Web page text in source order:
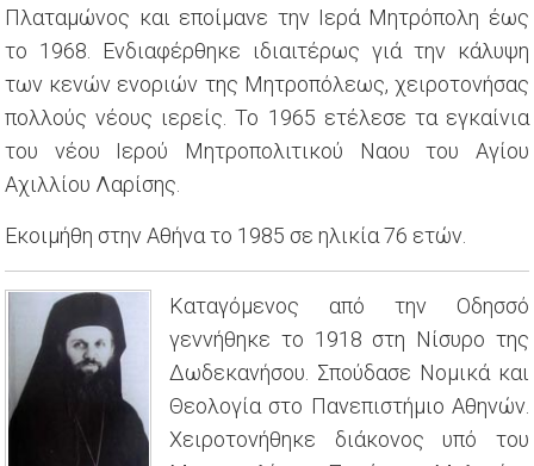
Πλαταμώνος και εποίμανε την Ιερά Μητρόπολη έως
το 1968. Ενδιαφέρθηκε ιδιαιτέρως γιά την κάλυψη
των κενών ενοριών της Μητροπόλεως, χειροτονήσας
πολλούς νέους ιερείς. Το 1965 ετέλεσε τα εγκαίνια
του νέου Ιερού Μητροπολιτικού Ναου του Αγίου
Αχιλλίου Λαρίσης.
Εκοιμήθη στην Αθήνα το 1985 σε ηλικία 76 ετών.
Καταγόμενος από την Οδησσό
γεννήθηκε το 1918 στη Νίσυρο της
Δωδεκανήσου. Σπούδασε Νομικά και
Θεολογία στο Πανεπιστήμιο Αθηνών.
Χειροτονήθηκε διάκονος υπό του